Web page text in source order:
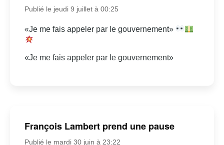
Publié le jeudi 9 juillet à 00:25
«Je me fais appeler par le gouvernement»
«Je me fais appeler par le gouvernement»
François Lambert prend une pause
Publié le mardi 30 juin à 23:22